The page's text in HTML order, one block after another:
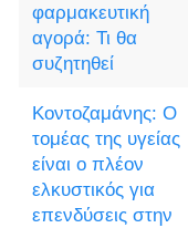
φαρμακευτική
αγορά: Τι θα
συζητηθεί
Κοντοζαμάνης: Ο
τομέας της υγείας
είναι ο πλέον
ελκυστικός για
επενδύσεις στην